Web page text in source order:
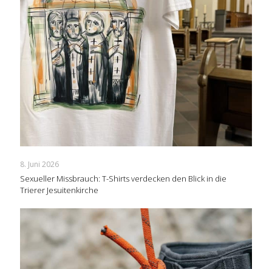
8. Juni 2026
Sexueller Missbrauch: T-Shirts verdecken den Blick in die
Trierer Jesuitenkirche